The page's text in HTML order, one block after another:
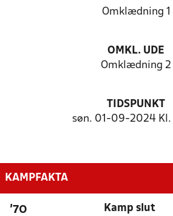
Omklædning 1
OMKL. UDE
Omklædning 2
TIDSPUNKT
søn. 01-09-2024 Kl.
KAMPFAKTA
'70 Kamp slut